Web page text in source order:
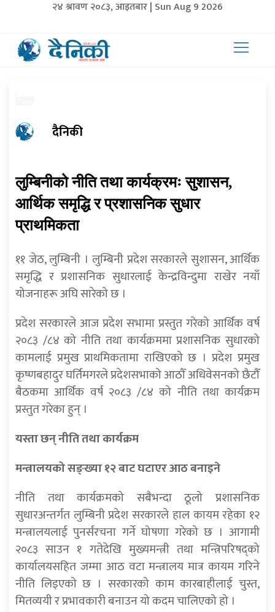
२४ श्रावण २०८३, आइतबार | Sun Aug 9 2026
दैनिकी
लुम्बिनीको नीति तथा कार्यक्रमः सुशासन,
आर्थिक समृद्धि र प्रशासनिक सुधार
प्राथमिकता
११ जेठ, लुम्बिनी । लुम्बिनी प्रदेश सरकारले सुशासन, आर्थिक
समृद्धि र प्रशासनिक सुधारलाई केन्द्रविन्दुमा राखेर नयाँ
योजनाहरू अघि सारेको छ ।
प्रदेश सरकारले आज प्रदेश सभामा प्रस्तुत गरेको आर्थिक वर्ष
२०८३ /८४ को नीति तथा कार्यक्रममा प्रशासनिक सुधारको
कामलाई प्रमुख प्राथमिकतामा राखिएको छ । प्रदेश प्रमुख
कृष्णबहादुर घर्तिमगरले प्रदेशसभाको आठौँ अधिवेसनको छैटौँ
बैठकमा आर्थिक वर्ष २०८३ /८४ को नीति तथा कार्यक्रम
प्रस्तुत गरेका हुन् ।
यस्ता छन् नीति तथा कार्यक्रम
मन्त्रालयको सङ्ख्या १२ बाट घटाएर आठ बनाइने
नीति तथा कार्यक्रमको सबैभन्दा ठूलो प्रशासनिक
सुधारअन्तर्गत लुम्बिनी प्रदेश सरकारले हाल कायम रहेका १२
मन्त्रालयलाई पुनर्संरचना गर्ने घोषणा गरेको छ । आगामी
२०८३ साउन १ गतेदेखि मुख्यमन्त्री तथा मन्त्रिपरिषद्को
कार्यालयसहित जम्मा आठ वटा मन्त्रालय मात्र कायम गरिने
नीति लिइएको छ । सरकारको काम कारबाहीलाई चुस्त,
मितव्ययी र प्रभावकारी बनाउन यो कदम चालिएको हो ।